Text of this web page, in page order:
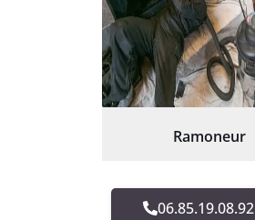
Ramoneur
06.85.19.08.92